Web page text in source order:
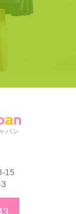
パン
15